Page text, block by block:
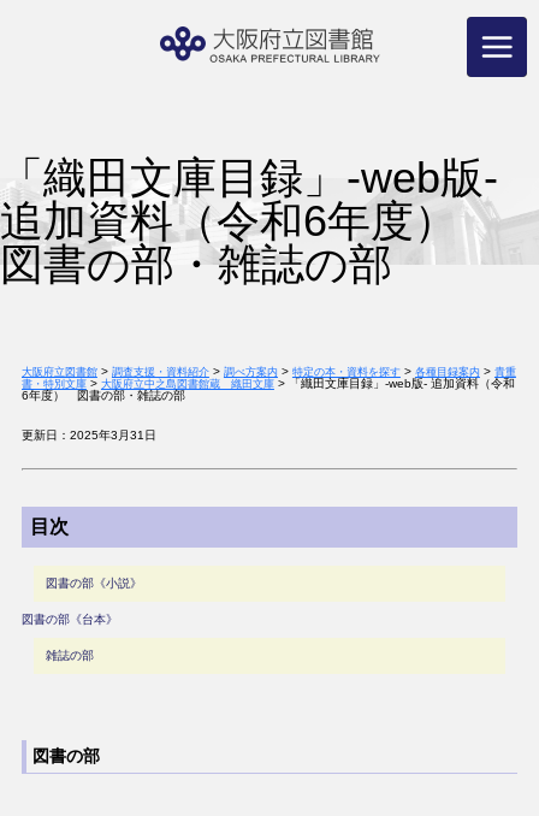
「織田文庫目録」-web版-
追加資料（令和6年度）
図書の部・雑誌の部
大阪府立図書館> 調査支援・資料紹介> 調べ方案内 > 特定の本・資料を探す> 各種目録案内 > 貴重
書・特別文庫> 大阪府立中之島図書館蔵 織田文庫>
「織田文庫目録」-web版- 追加資料（令和
6年度） 図書の部・雑誌の部
更新日：2025年3月31日
目次
図書の部《小説》
図書の部《台本》
雑誌の部
図書の部